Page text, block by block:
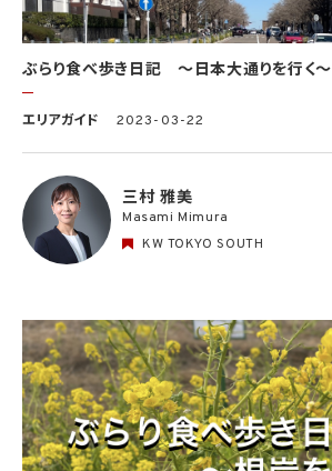
ぶらり食べ歩き日記 〜日本大通りを行く〜
エリアガイド 2023-03-22
三村 雅美
Masami Mimura
KW TOKYO SOUTH